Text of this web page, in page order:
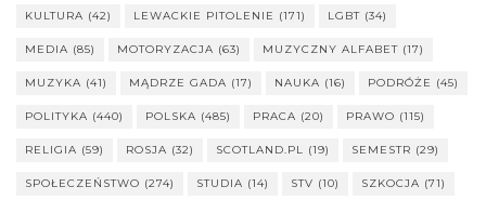
KULTURA (42) LEWACKIE PITOLENIE (171) LGBT (34)
MEDIA (85) MOTORYZACJA (63) MUZYCZNY ALFABET (17)
MUZYKA (41) MĄDRZE GADA (17) NAUKA (16) PODRÓŻE (45)
POLITYKA (440) POLSKA (485) PRACA (20) PRAWO (115)
RELIGIA (59) ROSJA (32) SCOTLAND.PL (19) SEMESTR (29)
SPOŁECZEŃSTWO (274) STUDIA (14) STV (10) SZKOCJA (71)